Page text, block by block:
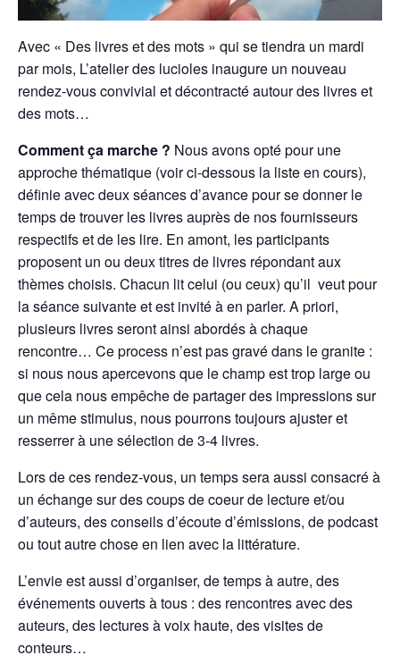
Avec « Des livres et des mots » qui se tiendra un mardi
par mois, L’atelier des lucioles inaugure un nouveau
rendez-vous convivial et décontracté autour des livres et
des mots…
Comment ça marche ? Nous avons opté pour une
approche thématique (voir ci-dessous la liste en cours),
définie avec deux séances d’avance pour se donner le
temps de trouver les livres auprès de nos fournisseurs
respectifs et de les lire. En amont, les participants
proposent un ou deux titres de livres répondant aux
thèmes choisis. Chacun lit celui (ou ceux) qu’il veut pour
la séance suivante et est invité à en parler. A priori,
plusieurs livres seront ainsi abordés à chaque
rencontre… Ce process n’est pas gravé dans le granite :
si nous nous apercevons que le champ est trop large ou
que cela nous empêche de partager des impressions sur
un même stimulus, nous pourrons toujours ajuster et
resserrer à une sélection de 3-4 livres.
Lors de ces rendez-vous, un temps sera aussi consacré à
un échange sur des coups de coeur de lecture et/ou
d’auteurs, des conseils d’écoute d’émissions, de podcast
ou tout autre chose en lien avec la littérature.
L’envie est aussi d’organiser, de temps à autre, des
événements ouverts à tous : des rencontres avec des
auteurs, des lectures à voix haute, des visites de
conteurs…